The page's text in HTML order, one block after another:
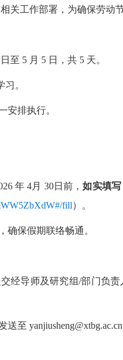
关工作部署，为确保劳动
至 5 月 5 日，共 5 天。
。
安排执行。
年 4月 30日前，如实填写
fill）。
确保假期联络畅通。
经导师及研究组/部门负责
至 yanjiusheng@xtbg.ac.cn